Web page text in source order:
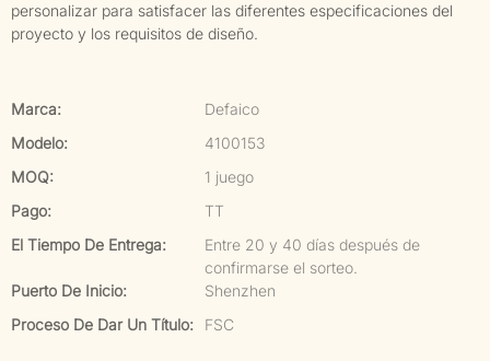
personalizar para satisfacer las diferentes especificaciones del
proyecto y los requisitos de diseño.
Marca:
Defaico
Modelo:
4100153
MOQ:
1 juego
Pago:
TT
El Tiempo De Entrega:
Entre 20 y 40 días después de
confirmarse el sorteo.
Puerto De Inicio:
Shenzhen
Proceso De Dar Un Título:
FSC